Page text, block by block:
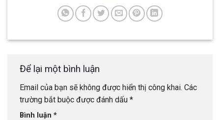
Để lại một bình luận
Email của bạn sẽ không được hiển thị công khai. Các
trường bắt buộc được đánh dấu *
Bình luận *